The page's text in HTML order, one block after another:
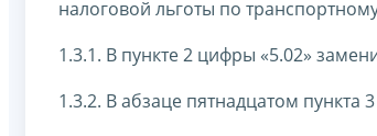
налоговой льготы по
1.3.1. В пункте 2 цифры «5.02»
1.3.2. В абзаце пятнадцатом